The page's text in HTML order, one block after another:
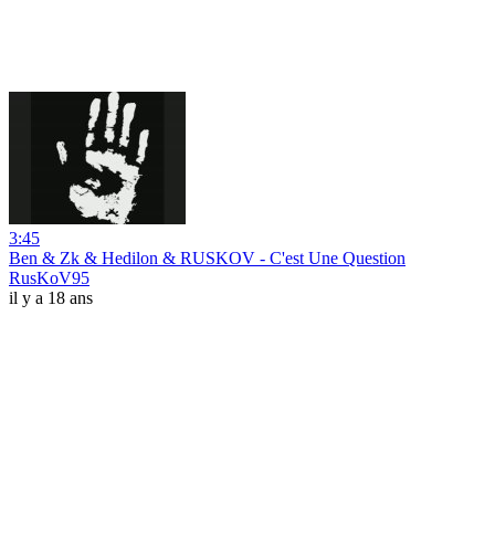
3:45
Ben & Zk & Hedilon & RUSKOV - C'est Une Question
RusKoV95
il y a 18 ans